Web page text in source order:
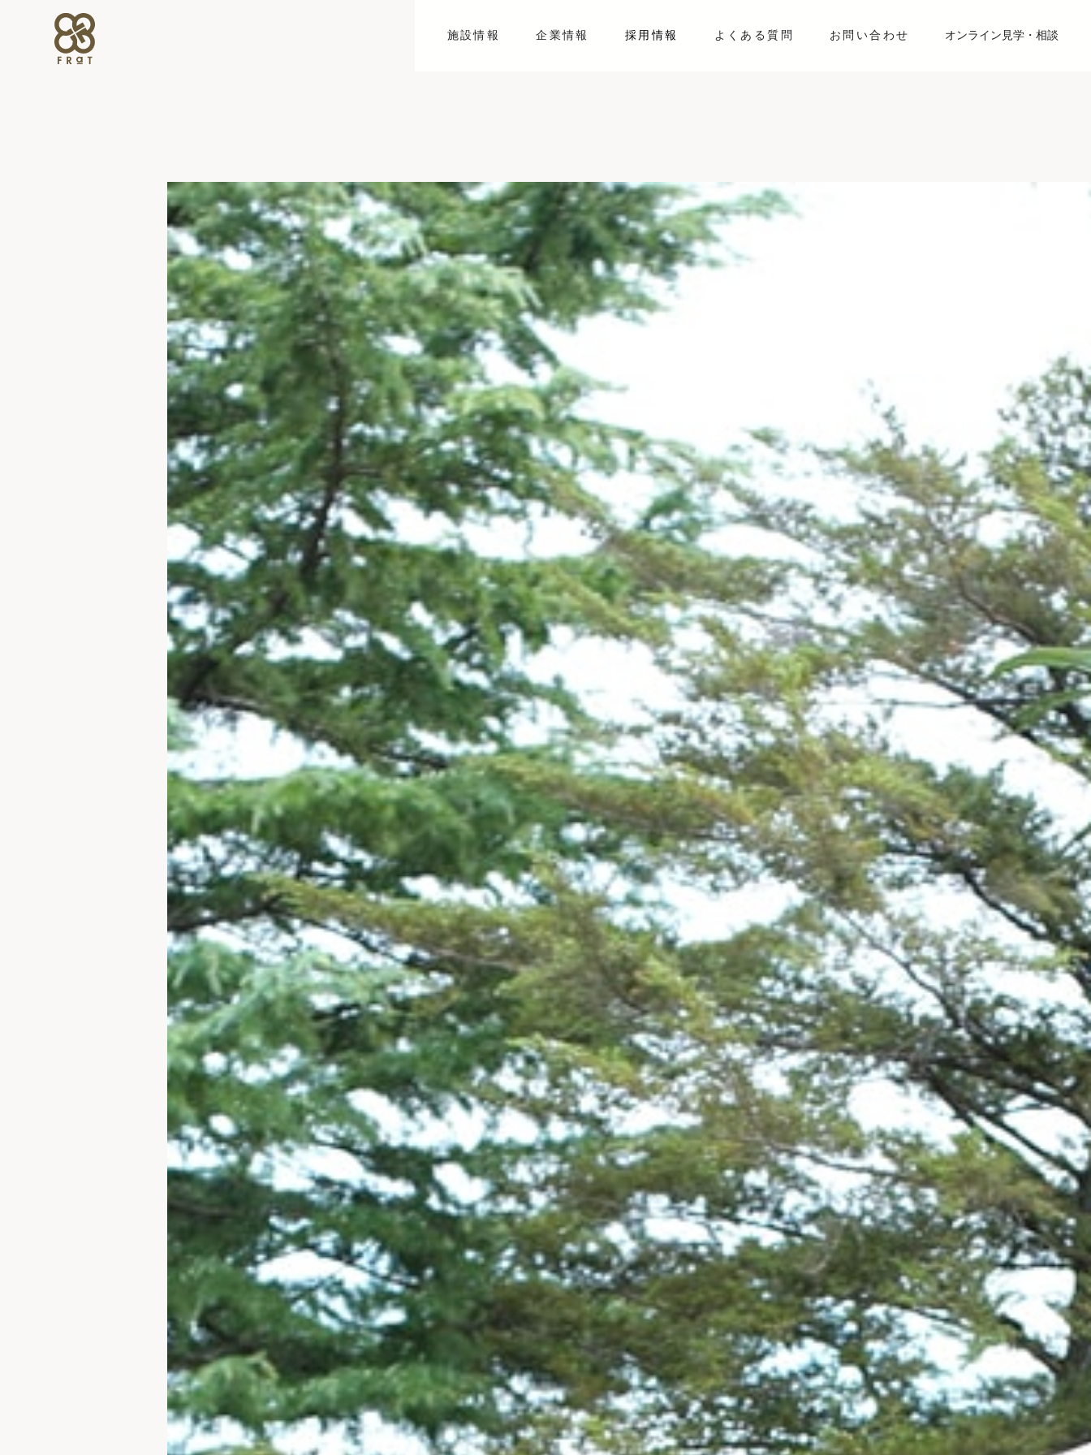
施設情報 企業情報 採用情報 よくある質問 お問い合わせ オンライン見学・相談